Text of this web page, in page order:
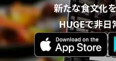
新たな食文化
HUGEで非日